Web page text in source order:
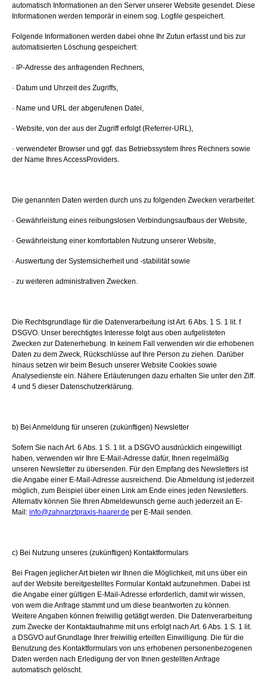
automatisch Informationen an den Server unserer Website gesendet. Diese
Informationen werden temporär in einem sog. Logfile gespeichert.
Folgende Informationen werden dabei ohne Ihr Zutun erfasst und bis zur
automatisierten Löschung gespeichert:
· IP-Adresse des anfragenden Rechners,
· Datum und Uhrzeit des Zugriffs,
· Name und URL der abgerufenen Datei,
· Website, von der aus der Zugriff erfolgt (Referrer-URL),
· verwendeter Browser und ggf. das Betriebssystem Ihres Rechners sowie
der Name Ihres AccessProviders.
Die genannten Daten werden durch uns zu folgenden Zwecken verarbeitet:
· Gewährleistung eines reibungslosen Verbindungsaufbaus der Website,
· Gewährleistung einer komfortablen Nutzung unserer Website,
· Auswertung der Systemsicherheit und -stabilität sowie
· zu weiteren administrativen Zwecken.
Die Rechtsgrundlage für die Datenverarbeitung ist Art. 6 Abs. 1 S. 1 lit. f
DSGVO. Unser berechtigtes Interesse folgt aus oben aufgelisteten
Zwecken zur Datenerhebung. In keinem Fall verwenden wir die erhobenen
Daten zu dem Zweck, Rückschlüsse auf Ihre Person zu ziehen. Darüber
hinaus setzen wir beim Besuch unserer Website Cookies sowie
Analysedienste ein. Nähere Erläuterungen dazu erhalten Sie unter den Ziff.
4 und 5 dieser Datenschutzerklärung.
b) Bei Anmeldung für unseren (zukünftigen) Newsletter
Sofern Sie nach Art. 6 Abs. 1 S. 1 lit. a DSGVO ausdrücklich eingewilligt
haben, verwenden wir Ihre E-Mail-Adresse dafür, Ihnen regelmäßig
unseren Newsletter zu übersenden. Für den Empfang des Newsletters ist
die Angabe einer E-Mail-Adresse ausreichend. Die Abmeldung ist jederzeit
möglich, zum Beispiel über einen Link am Ende eines jeden Newsletters.
Alternativ können Sie Ihren Abmeldewunsch gerne auch jederzeit an E-
Mail: info@zahnarztpraxis-haarer.de per E-Mail senden.
c) Bei Nutzung unseres (zukünftigen) Kontaktformulars
Bei Fragen jeglicher Art bieten wir Ihnen die Möglichkeit, mit uns über ein
auf der Website bereitgestelltes Formular Kontakt aufzunehmen. Dabei ist
die Angabe einer gültigen E-Mail-Adresse erforderlich, damit wir wissen,
von wem die Anfrage stammt und um diese beantworten zu können.
Weitere Angaben können freiwillig getätigt werden. Die Datenverarbeitung
zum Zwecke der Kontaktaufnahme mit uns erfolgt nach Art. 6 Abs. 1 S. 1 lit.
a DSGVO auf Grundlage Ihrer freiwillig erteilten Einwilligung. Die für die
Benutzung des Kontaktformulars von uns erhobenen personenbezogenen
Daten werden nach Erledigung der von Ihnen gestellten Anfrage
automatisch gelöscht.